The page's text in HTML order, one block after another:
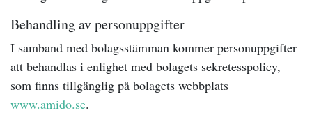
Behandling av personuppgifter
I samband med bolagsstämman kommer personuppgifter
att behandlas i enlighet med bolagets sekretesspolicy,
som finns tillgänglig på bolagets webbplats
www.amido.se.